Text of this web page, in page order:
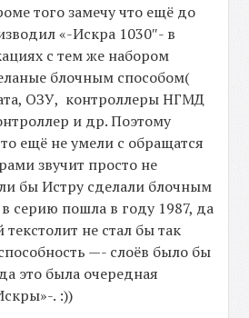
того замечу что ещё до
«-Искра 1030″- в
с тем же набором
блочным способом(
ОЗУ, контроллеры НГМД
и др. Поэтому
ещё не умели с обращатся
звучит просто не
бы Истру сделали блочным
серию пошла в году 1987, да
не стал бы так
—- слоёв было бы
это была очередная
. :))